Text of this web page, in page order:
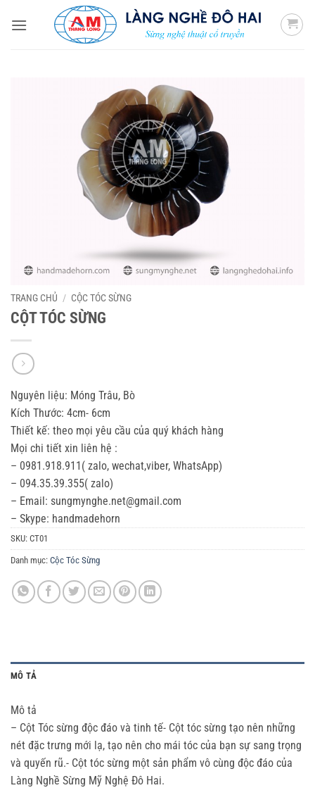
qua
TRANG CHỦ / CỘC TÓC SỪNG
CỘT TÓC SỪNG
Nguyên liệu: Móng Trâu, Bò
Kích Thước: 4cm- 6cm
Thiết kế: theo mọi yêu cầu của quý khách hàng
Mọi chi tiết xin liên hệ :
– 0981.918.911( zalo, wechat,viber, WhatsApp)
– 094.35.39.355( zalo)
– Email: sungmynghe.net@gmail.com
– Skype: handmadehorn
SKU: CT01
Danh mục: Cộc Tóc Sừng
MÔ TẢ
Mô tả
– Cột Tóc sừng độc đáo và tinh tế- Cột tóc sừng tạo nên những
nét đặc trưng mới lạ, tạo nên cho mái tóc của bạn sự sang trọng
và quyến rũ.- Cột tóc sừng một sản phẩm vô cùng độc đáo của
Làng Nghề Sừng Mỹ Nghệ Đô Hai.